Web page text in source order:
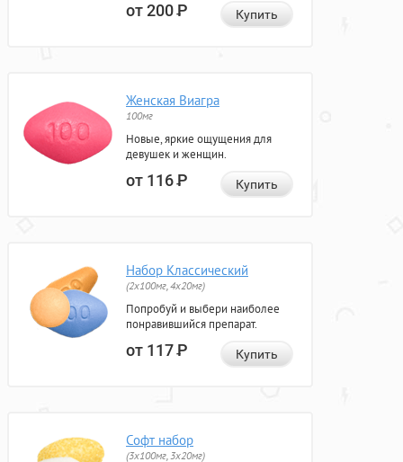
от 200Р Купить
Женская Виагра
100мг
Новые, яркие ощущения для
девушек и женщин.
от 116Р Купить
Набор Классический
(2x100мг, 4x20мг)
Попробуй и выбери наиболее
понравившийся препарат.
от 117Р Купить
Софт набор
(3x100мг, 3x20мг)